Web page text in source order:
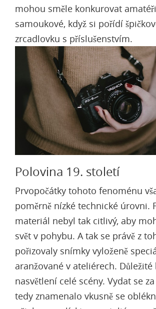
mohou směle konkurovat amatéři
samoukové, když si pořídí
zrcadlovku s příslušenstvím.
Polovina 19. století
Prvopočátky tohoto fenoménu
poměrně nízké technické úrovni.
materiál nebyl tak citlivý, aby
svět v pohybu. A tak se právě z
pořizovaly snímky vyloženě
aranžované v ateliérech. Důležité
nasvětlení celé scény. Vydat se
tedy znamenalo vkusně se